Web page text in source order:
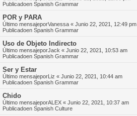
Publicadoen Spanish Grammar
POR y PARA
Último mensajeporVanessa « Junio 22, 2021, 12:49 pm
Publicadoen Spanish Grammar
Uso de Objeto Indirecto
Último mensajeporJack « Junio 22, 2021, 10:53 am
Publicadoen Spanish Grammar
Ser y Estar
Último mensajeporLiz « Junio 22, 2021, 10:44 am
Publicadoen Spanish Grammar
Chido
Último mensajeporALEX « Junio 22, 2021, 10:37 am
Publicadoen Spanish Culture